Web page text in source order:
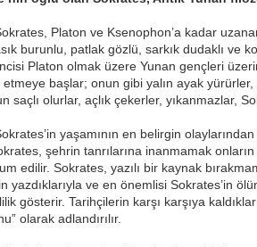
Platon ve Ksenophon’a kadar
burunlu, patlak gözlü, sarkık dudaklı ve
Platon olmak üzere Yunan gençleri
etmeye başlar; onun gibi yalın ayak
saçlı olurlar, açlık çekerler, yıkanmazlar,
yaşamının en belirgin
şehrin tanrılarına inanmamak
edilir. Sokrates, yazılı bir kaynak
ve en önemlisi Sokrates’in
gösterir. Tarihçilerin karşı karşıya
olarak adlandırılır.